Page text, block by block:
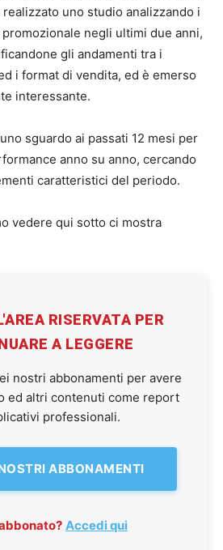
realizzato uno studio analizzando i
negli ultimi due anni,
gli andamenti tra i
i format di vendita, ed è emerso
interessante.
sguardo ai passati 12 mesi per
anno su anno, cercando
caratteristici del periodo.
vedere qui sotto ci mostra
RISERVATA PER
A LEGGERE
nostri abbonamenti per avere
ed altri contenuti come report
professionali.
ABBONAMENTI
Accedi qui